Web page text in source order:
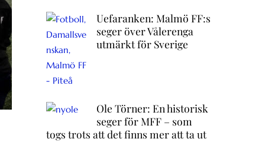
Uefaranken: Malmö FF:s
seger över Vålerenga
utmärkt för Sverige
Ole Törner: En historisk
seger för MFF – som
togs trots att det finns mer att ta ut